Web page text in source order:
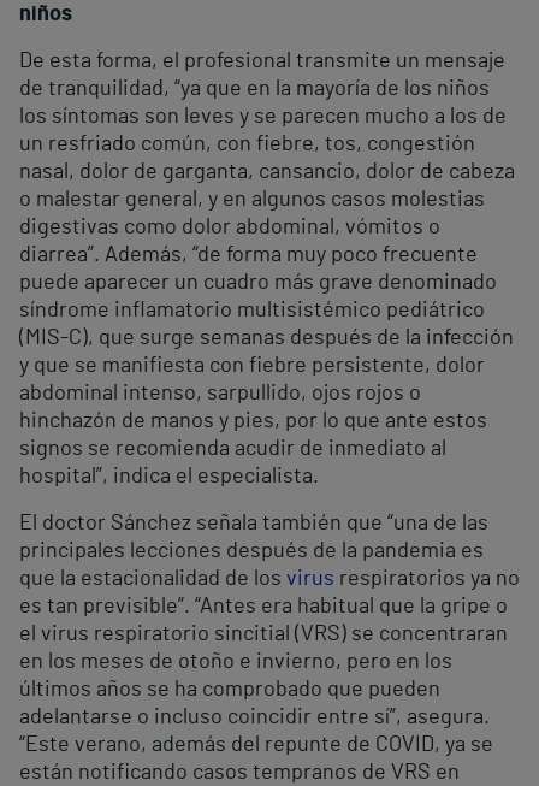
niños
De esta forma, el profesional transmite un mensaje
de tranquilidad, “ya que en la mayoría de los niños
los síntomas son leves y se parecen mucho a los de
un resfriado común, con fiebre, tos, congestión
nasal, dolor de garganta, cansancio, dolor de cabeza
o malestar general, y en algunos casos molestias
digestivas como dolor abdominal, vómitos o
diarrea”. Además, “de forma muy poco frecuente
puede aparecer un cuadro más grave denominado
síndrome inflamatorio multisistémico pediátrico
(MIS-C), que surge semanas después de la infección
y que se manifiesta con fiebre persistente, dolor
abdominal intenso, sarpullido, ojos rojos o
hinchazón de manos y pies, por lo que ante estos
signos se recomienda acudir de inmediato al
hospital”, indica el especialista.
El doctor Sánchez señala también que “una de las
principales lecciones después de la pandemia es
que la estacionalidad de los virus respiratorios ya no
es tan previsible”. “Antes era habitual que la gripe o
el virus respiratorio sincitial (VRS) se concentraran
en los meses de otoño e invierno, pero en los
últimos años se ha comprobado que pueden
adelantarse o incluso coincidir entre sí”, asegura.
“Este verano, además del repunte de COVID, ya se
están notificando casos tempranos de VRS en